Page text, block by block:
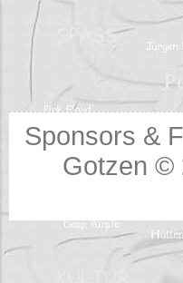
Sponsors &
Gotzen ©